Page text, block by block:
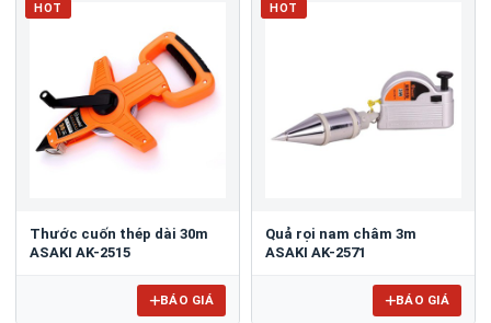
HOT
Thước cuốn thép dài 30m
ASAKI AK-2515
BÁO GIÁ
HOT
Quả rọi nam châm 3m
ASAKI AK-2571
BÁO GIÁ